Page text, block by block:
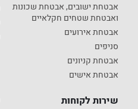
אבטחת ישובים, אבטחת שכונות
ואבטחת שטחים חקלאיים
אבטחת אירועים
סניפים
אבטחת קניונים
אבטחת אישים
שירות לקוחות